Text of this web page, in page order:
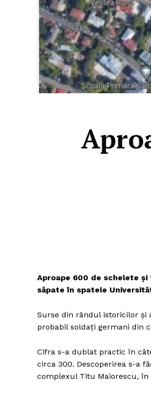
Aproape 600 de schelete
săpate în spatele
Surse din rândul istoricilor şi
probabil soldaţi germani din
Cifra s-a dublat practic în
circa 300. Descoperirea s-a
complexul Titu Maiorescu,